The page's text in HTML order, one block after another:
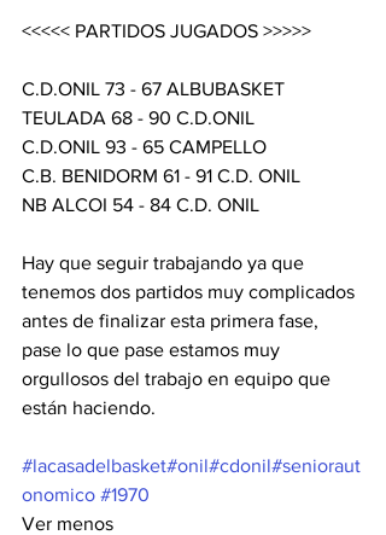
<<<<< PARTIDOS JUGADOS >>>>>
C.D.ONIL 73 - 67 ALBUBASKET
TEULADA 68 - 90 C.D.ONIL
C.D.ONIL 93 - 65 CAMPELLO
C.B. BENIDORM 61 - 91 C.D. ONIL
NB ALCOI 54 - 84 C.D. ONIL
Hay que seguir trabajando ya que
tenemos dos partidos muy complicados
antes de finalizar esta primera fase,
pase lo que pase estamos muy
orgullosos del trabajo en equipo que
están haciendo.
#lacasadelbasket#onil#cdonil#senioraut
onomico #1970
Ver menos